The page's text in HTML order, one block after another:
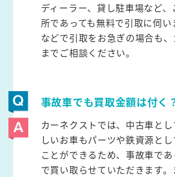
ディーラー、貸し駐車場など
所であっても無料で引取に伺い
などで引取をお急ぎの場合も
までご相談ください。
事故車でも買取金額は付く
カーネクストでは、中古車と
しいお車もパーツや鉄資源と
ことができるため、事故車で
で買い取らせていただきます